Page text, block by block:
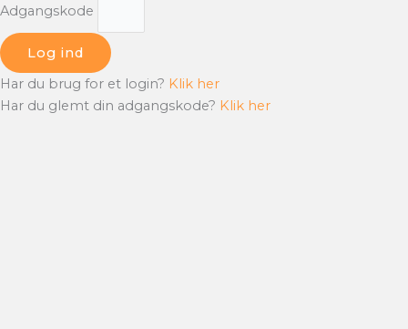
Adgangskode
Log ind
Har du brug for et login? Klik her
Har du glemt din adgangskode? Klik her